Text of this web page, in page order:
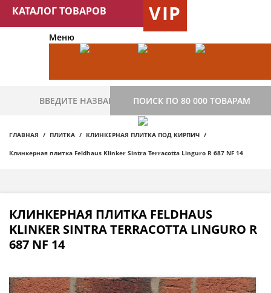
КАТАЛОГ ТОВАРОВ VIP
Меню
ПОИСК ПО 80 000 ТОВАРАМ
ГЛАВНАЯ ПЛИТКА КЛИНКЕРНАЯ ПЛИТКА ПОД КИРПИЧ
Клинкерная плитка Feldhaus Klinker Sintra Terracotta Linguro R 687 NF 14
КЛИНКЕРНАЯ ПЛИТКА FELDHAUS
KLINKER SINTRA TERRACOTTA LINGURO R
687 NF 14